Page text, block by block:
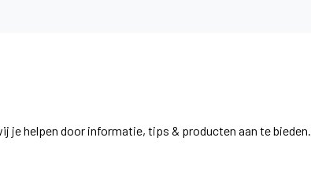
je helpen door informatie, tips & producten aan te bieden.